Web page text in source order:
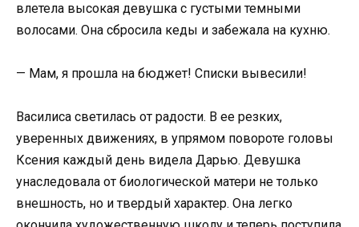
влетела высокая девушка с густыми темными
волосами. Она сбросила кеды и забежала на кухню.
— Мам, я прошла на бюджет! Списки вывесили!
Василиса светилась от радости. В ее резких,
уверенных движениях, в упрямом повороте головы
Ксения каждый день видела Дарью. Девушка
унаследовала от биологической матери не только
внешность, но и твердый характер. Она легко